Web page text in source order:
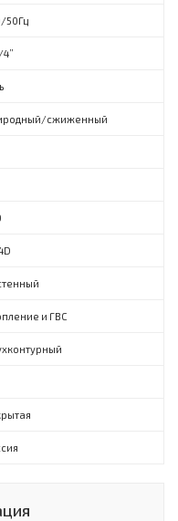
50Гц
4”
сжиженный
и ГВС